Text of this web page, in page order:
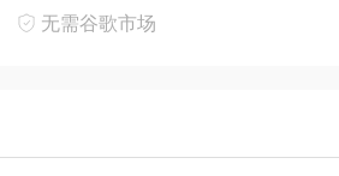
无需谷歌市场